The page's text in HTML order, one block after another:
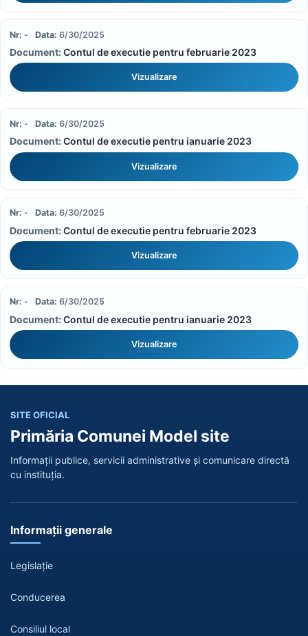
- 6/30/2025
Contul de executie pentru februarie 2023
Vizualizare
- 6/30/2025
Contul de executie pentru ianuarie 2023
Vizualizare
- 6/30/2025
Contul de executie pentru februarie 2023
Vizualizare
- 6/30/2025
Contul de executie pentru ianuarie 2023
Vizualizare
SITE OFICIAL
Primăria Comunei Model site
Informații publice, servicii administrative și comunicare directă
cu instituția.
Informații generale
Legislație
Conducerea
Consiliul local